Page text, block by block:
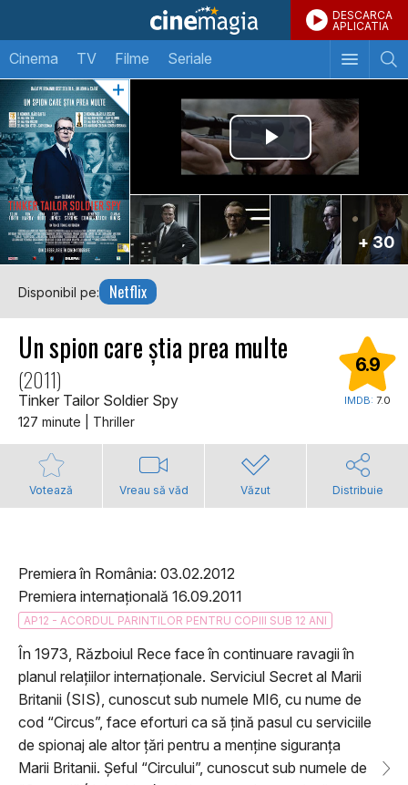
DESCARCA
APLICATIA
Cinema TV Filme Seriale
+ 30
Disponibil pe: Netflix
Un spion care știa prea multe
(2011)
Tinker Tailor Soldier Spy
127 minute | Thriller
6.9
IMDB: 7.0
Votează Vreau să văd Văzut Distribuie
Premiera în România: 03.02.2012
Premiera internațională 16.09.2011
AP12 - ACORDUL PARINTILOR PENTRU COPIII SUB 12 ANI
În 1973, Războiul Rece face în continuare ravagii în
planul relațiilor internaționale. Serviciul Secret al Marii
Britanii (SIS), cunoscut sub numele MI6, cu nume de
cod “Circus”, face eforturi ca să țină pasul cu serviciile
de spionaj ale altor țări pentru a menține siguranța
Marii Britanii. Șeful “Circului”, cunoscut sub numele de